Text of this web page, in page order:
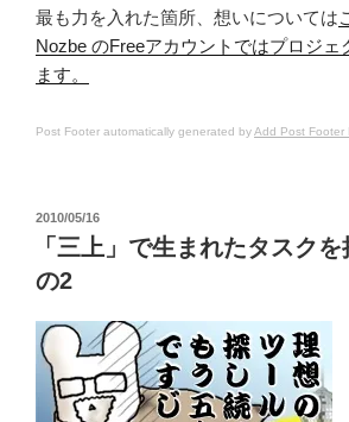
最も力を入れた箇所、想いについては
Nozbe のFreeアカウントではプロジェ
ます。
Post Footer automatically generated byAdd Post Footer
投
2010/05/16
「三上」で生まれたタスク
の2